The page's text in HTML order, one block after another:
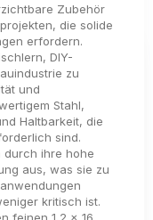
Zubehör
die solide
erfordern.
DIY-
zu
und
Stahl,
Haltbarkeit, die
sind.
durch ihre hohe
aus, was sie zu
kritisch ist.